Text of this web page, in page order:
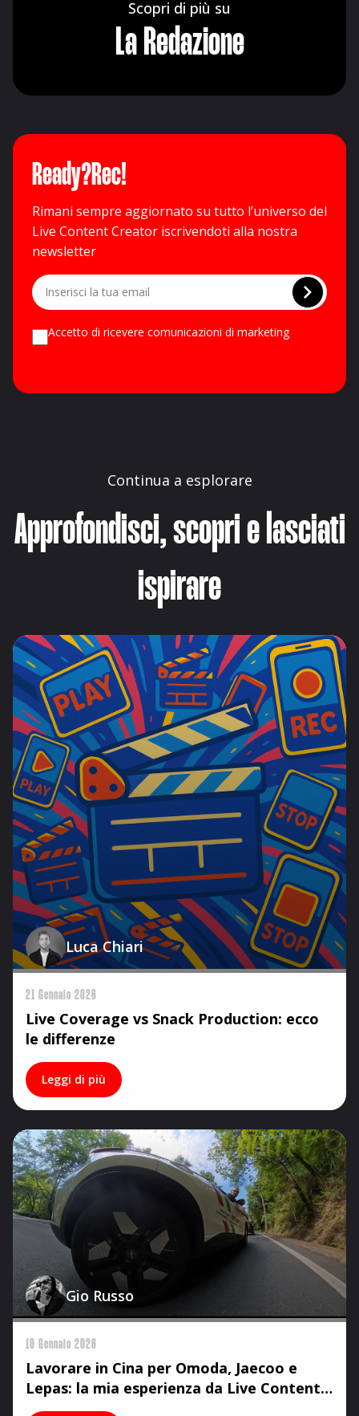
La Redazione
Ready?Rec!
Rimani sempre aggiornato su tutto l’universo del
Live Content Creator iscrivendoti alla nostra
newsletter
Accetto di ricevere comunicazioni di marketing
Continua a esplorare
Approfondisci, scopri e lasciati
ispirare
Luca Chiari
21 Gennaio 2026
Live Coverage vs Snack Production: ecco
le differenze
Leggi di più
Gio Russo
10 Gennaio 2026
Lavorare in Cina per Omoda, Jaecoo e
Lepas: la mia esperienza da Live Content
Creator